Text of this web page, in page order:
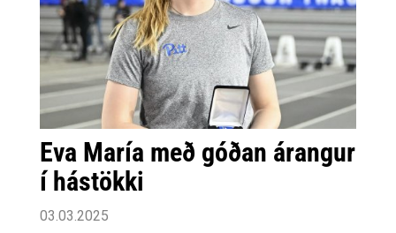
Eva María með góðan árangur
í hástökki
03.03.2025